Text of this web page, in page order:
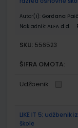
Autor(i): Gordana
Nakladnik: ALFA d.d.
SKU: 556523
ŠIFRA OMOTA:
Udžbenik
LIKE IT 5;
škole